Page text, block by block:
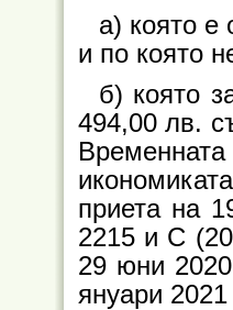
а) която е
и по която
б) която
494,00 лв.
приета на
2215 и C
29 юни
януари 2021